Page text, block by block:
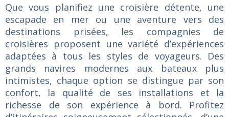
Que vous planifiez une croisière détente, une
escapade en mer ou une aventure vers des
destinations prisées, les compagnies de
croisières proposent une variété d’expériences
adaptées à tous les styles de voyageurs. Des
grands navires modernes aux bateaux plus
intimistes, chaque option se distingue par son
confort, la qualité de ses installations et la
richesse de son expérience à bord. Profitez